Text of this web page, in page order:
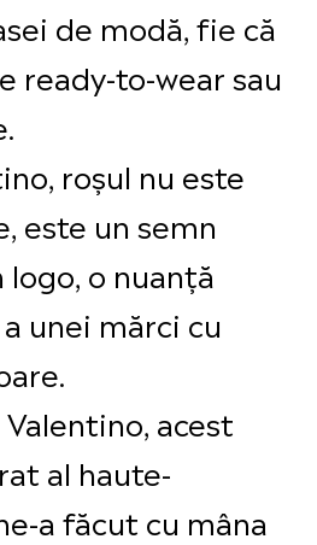
de modă, fie că
ready-to-wear sau
roșul nu este
este un semn
o nuanță
unei mărci cu
acest
al haute-
a făcut cu mâna